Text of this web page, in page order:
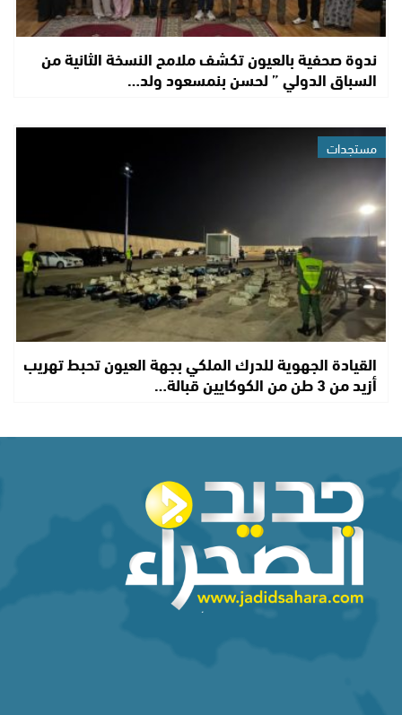
ندوة صحفية بالعيون تكشف ملامح النسخة الثانية من
السباق الدولي ” لحسن بنمسعود ولد…
مستجدات
القيادة الجهوية للدرك الملكي بجهة العيون تحبط تهريب
أزيد من 3 طن من الكوكايين قبالة…